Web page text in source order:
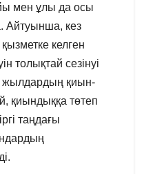
мен ұлы да осы
Айтуынша, кез
келген
толықтай сезінуі
жылдардың қиын-
қиындыққа төтеп
таңдағы